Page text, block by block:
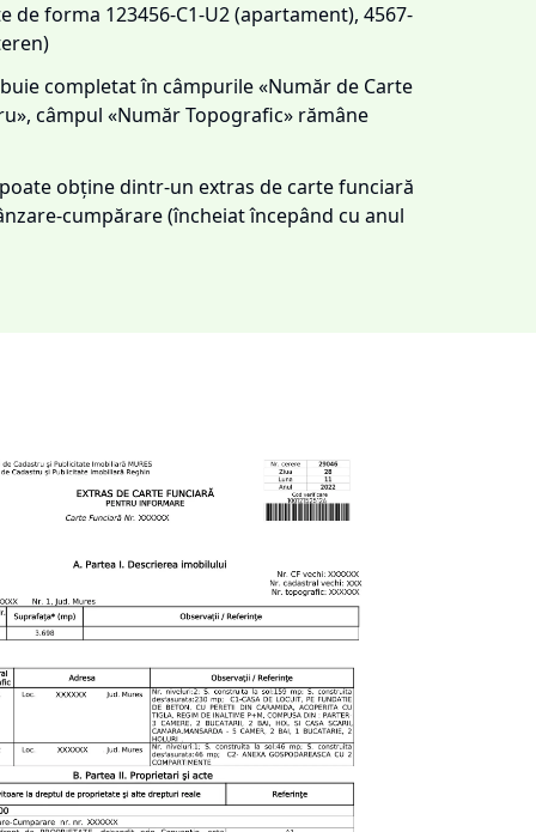
forma 123456-C1-U2 (apartament), 4567-
completat în câmpurile «Număr de Carte
câmpul «Număr Topografic» rămâne
obține dintr-un extras de carte funciară
cumpărare (încheiat începând cu anul